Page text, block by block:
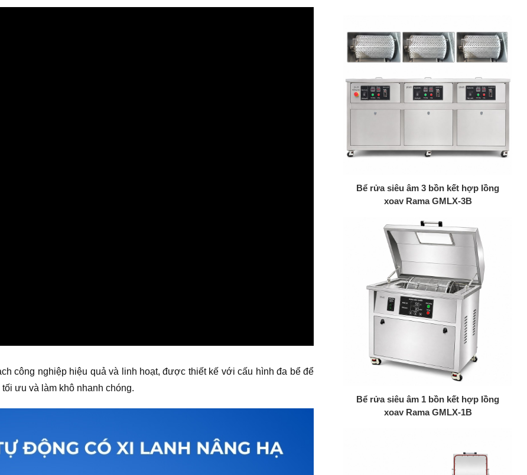
công nghiệp hiệu quả và linh hoạt, được thiết kế với cấu hình đa bể để
ưu và làm khô nhanh chóng.
Bể rửa siêu âm 3 bồn kết hợp lồng
xoay Rama GMLX-3B
Bể rửa siêu âm 1 bồn kết hợp lồng
xoay Rama GMLX-1B